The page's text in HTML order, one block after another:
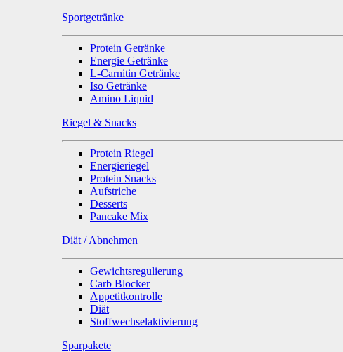
Sportgetränke
Protein Getränke
Energie Getränke
L-Carnitin Getränke
Iso Getränke
Amino Liquid
Riegel & Snacks
Protein Riegel
Energieriegel
Protein Snacks
Aufstriche
Desserts
Pancake Mix
Diät / Abnehmen
Gewichtsregulierung
Carb Blocker
Appetitkontrolle
Diät
Stoffwechselaktivierung
Sparpakete